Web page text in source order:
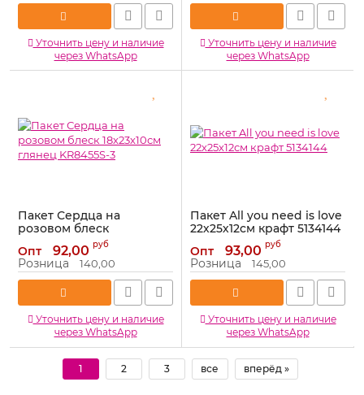
Уточнить цену и наличие
через WhatsApp
Уточнить цену и наличие
через WhatsApp
Пакет Сердца на
розовом блеск
18х23х10см глянец
KR8455S-3
Артикул: KR8455S-3
Опт 92,00 руб
Розница 140,00
Уточнить цену и наличие
через WhatsApp
Пакет All you need is love
22х25х12см крафт 5134144
Артикул: 5134144
Опт 93,00 руб
Розница 145,00
Уточнить цену и наличие
через WhatsApp
1 2 3 все вперёд »